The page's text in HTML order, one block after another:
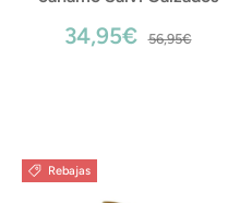
34,95€ 56,95€
Rebajas